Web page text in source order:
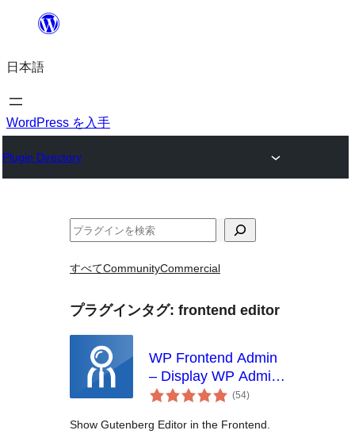
を
ス
キ
プ
日本語
WordPress を入手
Plugin Directory
検
すべてCommunityCommercial
プラグインタグ: frontend editor
WP Frontend Admin
– Display WP Admin
Pages in the (54個
の
価
)
Show Gutenberg Editor in the Frontend.